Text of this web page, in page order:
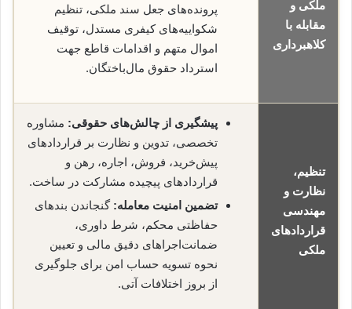
ملکی و
مقابله با
کلاهبرداری
پرونده‌های جعل سند ملکی، تنظیم
شکواییه‌های کیفری مستدل، توقیف
اموال متهم و اقدامات قاطع جهت
استرداد حقوق مال‌باختگان.
تنظیم،
نظارت و
مهندسی
قراردادهای
ملکی
پیشگیری از چالش‌های حقوقی: مشاوره
تخصصی، تدوین و نظارت بر قراردادهای
پیش‌خرید، فروش، اجاره، رهن و
قراردادهای پیچیده مشارکت در ساخت.
تضمین امنیت معامله: گنجاندن بندهای
حفاظتی محکم، شرط داوری،
ضمانت‌اجراهای دقیق مالی و تعیین
نحوه تسویه حساب امن برای جلوگیری
از بروز اختلافات آتی.